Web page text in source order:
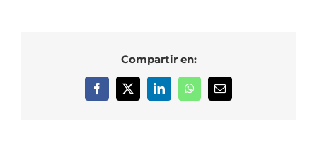
Compartir en:
Facebook
X LinkedInWhatsAppCorreo